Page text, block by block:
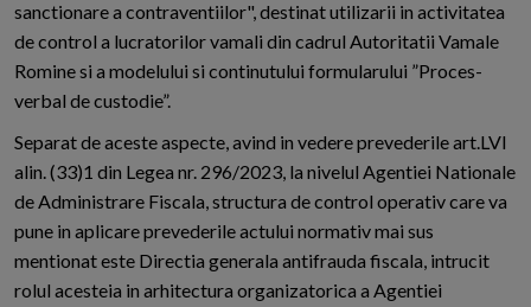
sanctionare a contraventiilor", destinat utilizarii in activitatea
de control a lucratorilor vamali din cadrul Autoritatii Vamale
Romine si a modelului si continutului formularului ”Proces-
verbal de custodie”.
Separat de aceste aspecte, avind in vedere prevederile art.LVI
alin. (33)1 din Legea nr. 296/2023, la nivelul Agentiei Nationale
de Administrare Fiscala, structura de control operativ care va
pune in aplicare prevederile actului normativ mai sus
mentionat este Directia generala antifrauda fiscala, intrucit
rolul acesteia in arhitectura organizatorica a Agentiei